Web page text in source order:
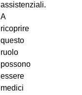
assistenziali.
A
ricoprire
questo
ruolo
possono
essere
medici